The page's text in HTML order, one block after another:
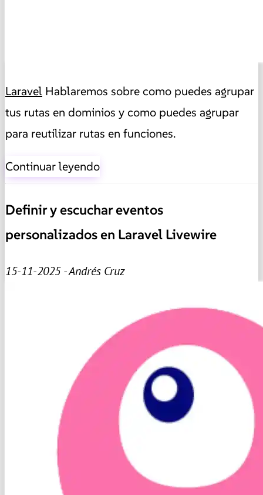
Laravel Hablaremos sobre como puedes agrupar
tus rutas en dominios y como puedes agrupar
para reutilizar rutas en funciones.
Continuar leyendo
Definir y escuchar eventos
personalizados en Laravel Livewire
15-11-2025 - Andrés Cruz